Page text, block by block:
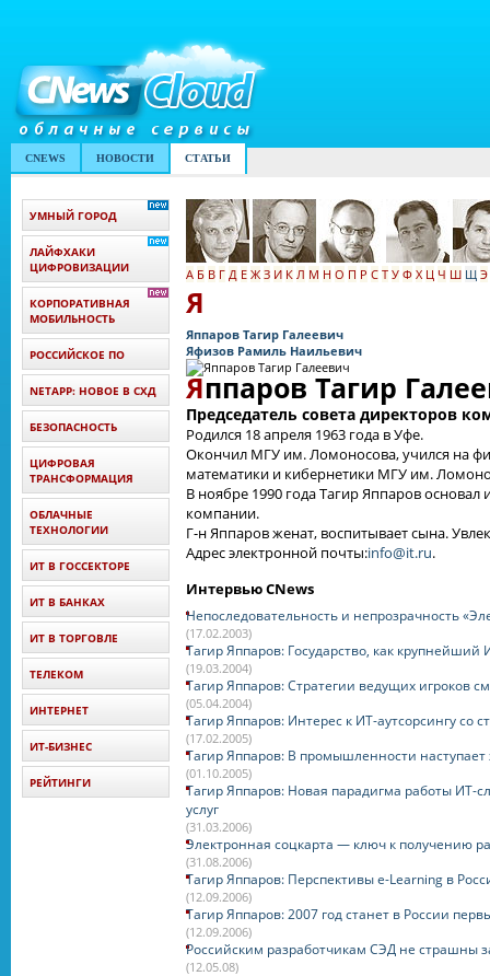
CNEWS НОВОСТИ СТАТЬИ
А Б В Г Д Е Ж З И К Л М Н О П Р С Т У Ф Х Ц Ч Ш Щ Э
Я
Яппаров Тагир Галеевич
Яфизов Рамиль Наильевич
Яппаров Тагир
Председатель совета директоров
Родился 18 апреля 1963 года в Уфе.
Окончил МГУ им. Ломоносова, учился на
математики и кибернетики МГУ им.
В ноябре 1990 года Тагир Яппаров
компании.
Г-н Яппаров женат, воспитывает сына.
Адрес электронной почты:info@it.ru.
Интервью CNews
Непоследовательность и непрозрачность
(17.02.2003)
Тагир Яппаров: Государство, как
(19.03.2004)
Тагир Яппаров: Стратегии ведущих игроков
(05.04.2004)
Тагир Яппаров: Интерес к ИТ-аутсорсингу со
(17.02.2005)
Тагир Яппаров: В промышленности
(01.10.2005)
Тагир Яппаров: Новая парадигма работы
услуг
(31.03.2006)
Электронная соцкарта — ключ к получению
(31.08.2006)
Тагир Яппаров: Перспективы e-Learning в
(12.09.2006)
Тагир Яппаров: 2007 год станет в России
(12.09.2006)
Российским разработчикам СЭД не страшны
(12.05.08)
УМНЫЙ ГОРОД
ЛАЙФХАКИ
ЦИФРОВИЗАЦИИ
КОРПОРАТИВНАЯ
МОБИЛЬНОСТЬ
РОССИЙСКОЕ ПО
NETAPP: НОВОЕ В СХД
БЕЗОПАСНОСТЬ
ЦИФРОВАЯ
ТРАНСФОРМАЦИЯ
ОБЛАЧНЫЕ
ТЕХНОЛОГИИ
ИТ В ГОССЕКТОРЕ
ИТ В БАНКАХ
ИТ В ТОРГОВЛЕ
ТЕЛЕКОМ
ИНТЕРНЕТ
ИТ-БИЗНЕС
РЕЙТИНГИ